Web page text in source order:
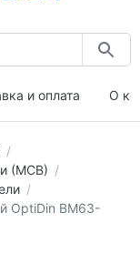
и оплата О
(МСВ)
OptiDin BM63-